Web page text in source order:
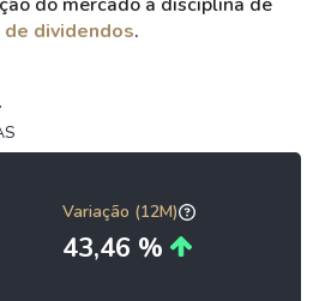
dividendos.
Variação (12M)
43,46 %